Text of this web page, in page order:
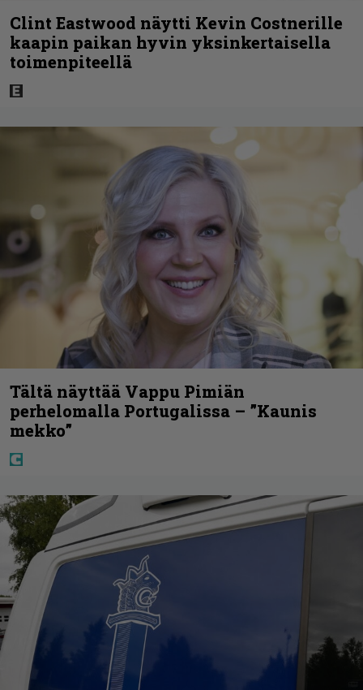
Clint Eastwood näytti Kevin Costnerille
kaapin paikan hyvin yksinkertaisella
toimenpiteellä
Tältä näyttää Vappu Pimiän
perhelomalla Portugalissa – ”Kaunis
mekko”